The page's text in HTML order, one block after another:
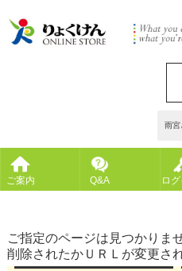
雨
ご案内 Q&A ロ
ご指定のページは見つかりませ
削除されたかＵＲＬが変更さ